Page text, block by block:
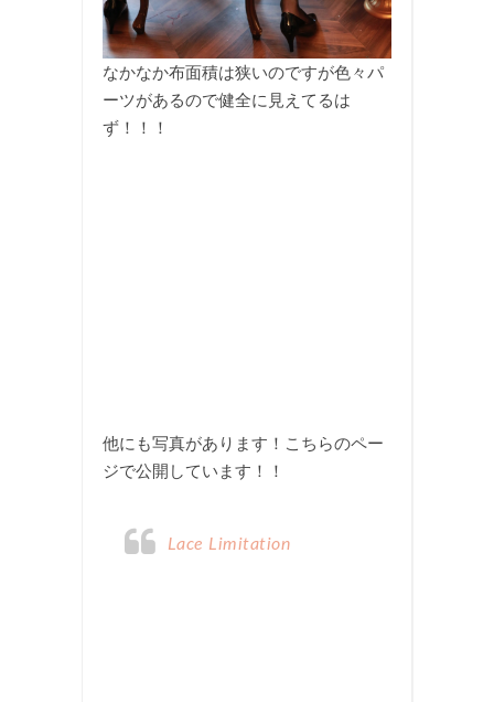
なかなか布面積は狭いのですが色々パ
ーツがあるので健全に見えてるは
ず！！！
他にも写真があります！こちらのペー
ジで公開しています！！
Lace Limitation